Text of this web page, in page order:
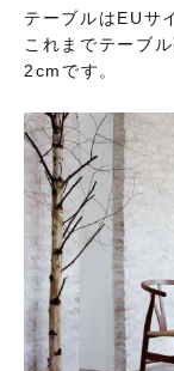
テーブルはEUサ
これまでテーブ
2cmです。